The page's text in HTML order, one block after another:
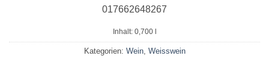
017662648267
Inhalt: 0,700
Kategorien: Wein, Weisswein